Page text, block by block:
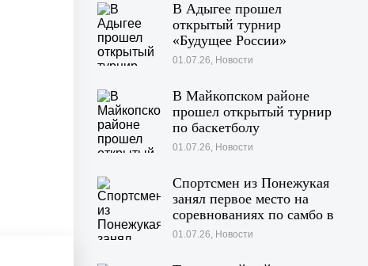
В Адыгее прошел
открытый турнир
«Будущее России»
01.07.26, Новости
В Майкопском районе
прошел открытый турнир
по баскетболу
01.07.26, Новости
Спортсмен из Понежукая
занял первое место на
соревнованиях по самбо в
Московской области
01.07.26, Новости